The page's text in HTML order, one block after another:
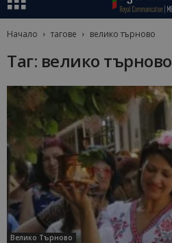
Начало тагове велико търново
Таг: велико търново
Велико Търново